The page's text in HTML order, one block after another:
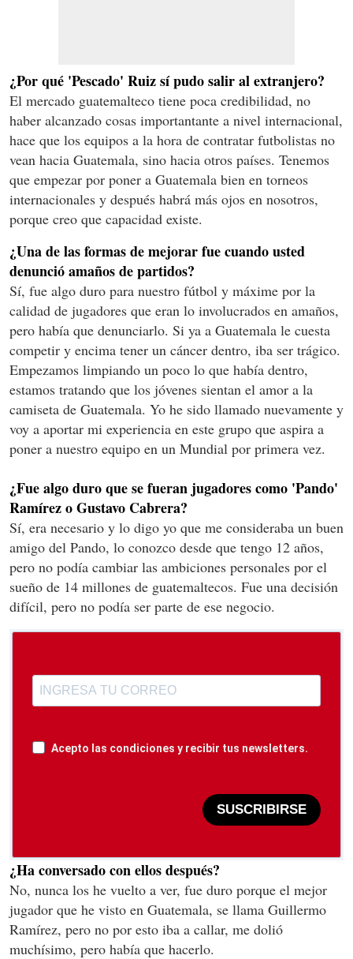
¿Por qué 'Pescado' Ruiz sí pudo salir al extranjero?
El mercado guatemalteco tiene poca credibilidad, no
haber alcanzado cosas importantante a nivel internacional,
hace que los equipos a la hora de contratar futbolistas no
vean hacia Guatemala, sino hacia otros países. Tenemos
que empezar por poner a Guatemala bien en torneos
internacionales y después habrá más ojos en nosotros,
porque creo que capacidad existe.
¿Una de las formas de mejorar fue cuando usted
denunció amaños de partidos?
Sí, fue algo duro para nuestro fútbol y máxime por la
calidad de jugadores que eran lo involucrados en amaños,
pero había que denunciarlo. Si ya a Guatemala le cuesta
competir y encima tener un cáncer dentro, iba ser trágico.
Empezamos limpiando un poco lo que había dentro,
estamos tratando que los jóvenes sientan el amor a la
camiseta de Guatemala. Yo he sido llamado nuevamente y
voy a aportar mi experiencia en este grupo que aspira a
poner a nuestro equipo en un Mundial por primera vez.
¿Fue algo duro que se fueran jugadores como 'Pando'
Ramírez o Gustavo Cabrera?
Sí, era necesario y lo digo yo que me consideraba un buen
amigo del Pando, lo conozco desde que tengo 12 años,
pero no podía cambiar las ambiciones personales por el
sueño de 14 millones de guatemaltecos. Fue una decisión
difícil, pero no podía ser parte de ese negocio.
Acepto las condiciones y recibir tus newsletters.
SUSCRIBIRSE
¿Ha conversado con ellos después?
No, nunca los he vuelto a ver, fue duro porque el mejor
jugador que he visto en Guatemala, se llama Guillermo
Ramírez, pero no por esto iba a callar, me dolió
muchísimo, pero había que hacerlo.